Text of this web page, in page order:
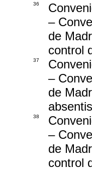
36
–
de
control
37
–
de
38
–
de
control